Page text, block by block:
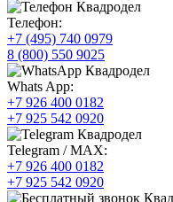
Телефон:
+7 (495) 740 0979
8 (800) 550 9025
Whats App:
+7 926 400 0182
+7 925 542 0920
Telegram / MAX:
+7 926 400 0182
+7 925 542 0920